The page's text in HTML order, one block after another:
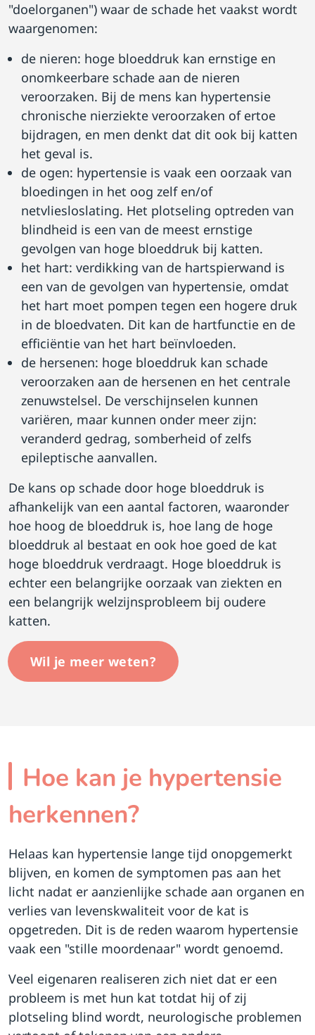
"doelorganen") waar de schade het vaakst wordt
waargenomen:
de nieren: hoge bloeddruk kan ernstige en
onomkeerbare schade aan de nieren
veroorzaken. Bij de mens kan hypertensie
chronische nierziekte veroorzaken of ertoe
bijdragen, en men denkt dat dit ook bij katten
het geval is.
de ogen: hypertensie is vaak een oorzaak van
bloedingen in het oog zelf en/of
netvliesloslating. Het plotseling optreden van
blindheid is een van de meest ernstige
gevolgen van hoge bloeddruk bij katten.
het hart: verdikking van de hartspierwand is
een van de gevolgen van hypertensie, omdat
het hart moet pompen tegen een hogere druk
in de bloedvaten. Dit kan de hartfunctie en de
efficiëntie van het hart beïnvloeden.
de hersenen: hoge bloeddruk kan schade
veroorzaken aan de hersenen en het centrale
zenuwstelsel. De verschijnselen kunnen
variëren, maar kunnen onder meer zijn:
veranderd gedrag, somberheid of zelfs
epileptische aanvallen.
De kans op schade door hoge bloeddruk is
afhankelijk van een aantal factoren, waaronder
hoe hoog de bloeddruk is, hoe lang de hoge
bloeddruk al bestaat en ook hoe goed de kat
hoge bloeddruk verdraagt. Hoge bloeddruk is
echter een belangrijke oorzaak van ziekten en
een belangrijk welzijnsprobleem bij oudere
katten.
Wil je meer weten?
Hoe kan je hypertensie
herkennen?
Helaas kan hypertensie lange tijd onopgemerkt
blijven, en komen de symptomen pas aan het
licht nadat er aanzienlijke schade aan organen en
verlies van levenskwaliteit voor de kat is
opgetreden. Dit is de reden waarom hypertensie
vaak een "stille moordenaar" wordt genoemd.
Veel eigenaren realiseren zich niet dat er een
probleem is met hun kat totdat hij of zij
plotseling blind wordt, neurologische problemen